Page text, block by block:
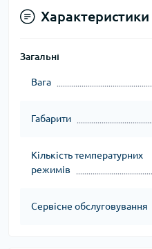
Характеристики
Загальні
Вага
Габарити
Кількість температурних
режимів
Сервісне обслуговування